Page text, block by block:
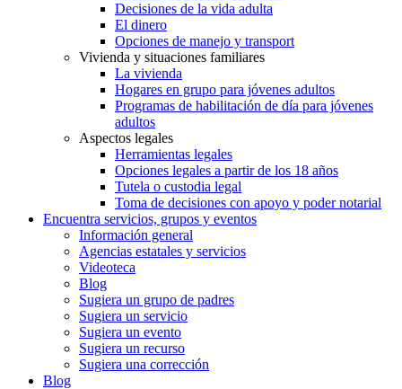
Decisiones de la vida adulta
El dinero
Opciones de manejo y transport
Vivienda y situaciones familiares
La vivienda
Hogares en grupo para jóvenes adultos
Programas de habilitación de día para jóvenes
adultos
Aspectos legales
Herramientas legales
Opciones legales a partir de los 18 años
Tutela o custodia legal
Toma de decisiones con apoyo y poder notarial
Encuentra servicios, grupos y eventos
Información general
Agencias estatales y servicios
Videoteca
Blog
Sugiera un grupo de padres
Sugiera un servicio
Sugiera un evento
Sugiera un recurso
Sugiera una corrección
Blog